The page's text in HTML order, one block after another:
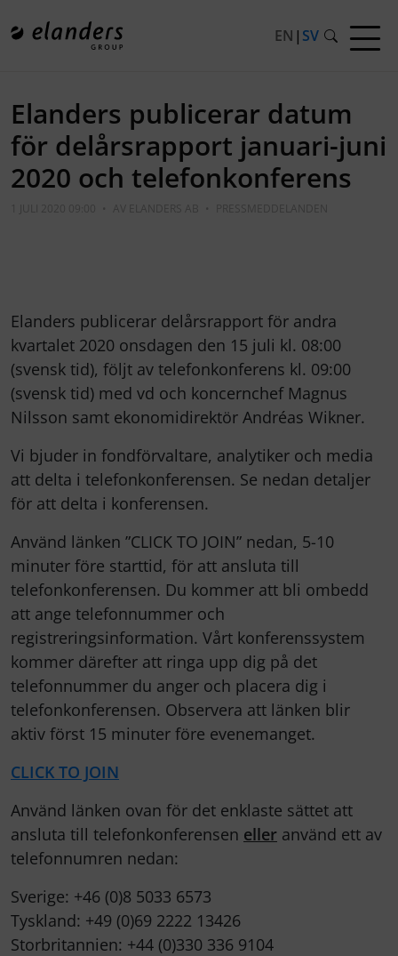
EN | SV
Elanders publicerar datum
för delårsrapport januari-juni
2020 och telefonkonferens
1 JULI 2020 09:00 • AV ELANDERS AB •
Elanders publicerar delårsrapport för andra
kvartalet 2020 onsdagen den 15 juli kl. 08:00
(svensk tid), följt av telefonkonferens kl. 09:00
(svensk tid) med vd och koncernchef Magnus
Nilsson samt ekonomidirektör Andréas Wikner.
Vi bjuder in fondförvaltare, analytiker och media
att delta i telefonkonferensen. Se nedan detaljer
för att delta i konferensen.
Använd länken ”CLICK TO JOIN” nedan, 5-10
minuter före starttid, för att ansluta till
telefonkonferensen. Du kommer att bli ombedd
att ange telefonnummer och
registreringsinformation. Vårt konferenssystem
kommer därefter att ringa upp dig på det
telefonnummer du anger och placera dig i
telefonkonferensen. Observera att länken blir
aktiv först 15 minuter före evenemanget.
CLICK TO JOIN
Använd länken ovan för det enklaste sättet att
ansluta till telefonkonferensen eller använd ett av
telefonnumren nedan:
Sverige: +46 (0)8 5033 6573
Tyskland: +49 (0)69 2222 13426
Storbritannien: +44 (0)330 336 9104